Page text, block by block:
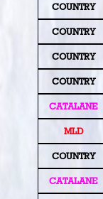
COUNTRY
COUNTRY
COUNTRY
COUNTRY
CATALANE
MLD
COUNTRY
CATALANE